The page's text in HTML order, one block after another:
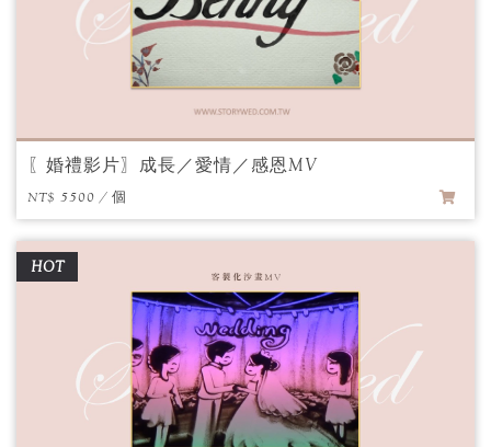
〖婚禮影片〗成長／愛情／感恩MV
NT$ 5500 / 個
HOT